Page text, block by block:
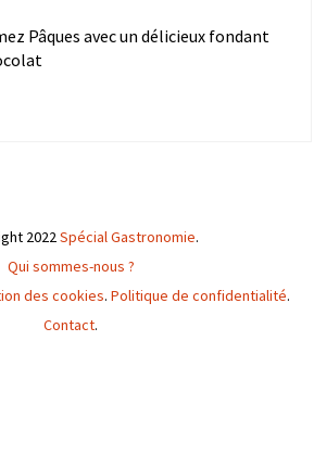
Pâques avec un délicieux fondant
2022Spécial Gastronomie.
Qui sommes-nous ?
des cookies. Politique de confidentialité.
Contact.